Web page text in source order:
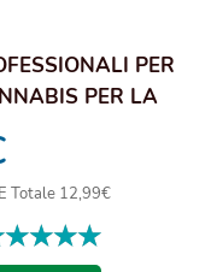
PER
PER LA
Totale 12,99€